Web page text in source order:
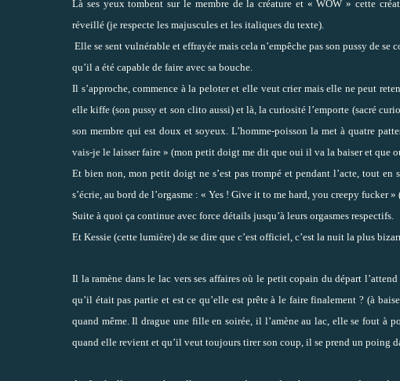
Là ses yeux tombent sur le membre de la créature et « WOW » cette
réveillé (je respecte les majuscules et les italiques du texte).
Elle se sent vulnérable et effrayée mais cela n’empêche pas son pussy de
qu’il a été capable de faire avec sa bouche.
Il s’approche, commence à la peloter et elle veut crier mais elle ne peut
elle kiffe (son pussy et son clito aussi) et là, la curiosité l’emporte (sacré
son membre qui est doux et soyeux. L’homme-poisson la met à quatre
vais-je le laisser faire » (mon petit doigt me dit que oui il va la baiser et que
Et bien non, mon petit doigt ne s’est pas trompé et pendant l’acte, tout en
s’écrie, au bord de l’orgasme : « Yes ! Give it to me hard, you creepy fucker
Suite à quoi ça continue avec force détails jusqu’à leurs orgasmes respectifs.
Et Kessie (cette lumière) de se dire que c’est officiel, c’est la nuit la plus
Il la ramène dans le lac vers ses affaires où le petit copain du départ
qu’il était pas partie et est ce qu’elle est prête à le faire finalement ? (à
quand même. Il drague une fille en soirée, il l’amène au lac, elle se fout à
quand elle revient et qu’il veut toujours tirer son coup, il se prend un poing